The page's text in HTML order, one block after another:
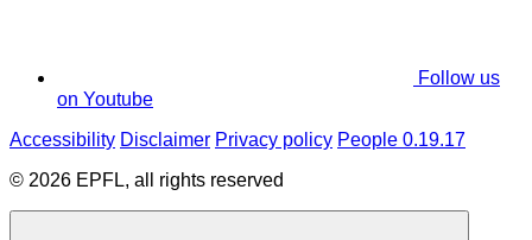
Follow us
on Youtube
Accessibility Disclaimer Privacy policy People 0.19.17
© 2026 EPFL, all rights reserved